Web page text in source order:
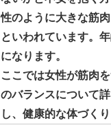
性のように大きな筋
といわれています。
になります。
ここでは女性が筋肉
のバランスについて
し、健康的な体づく